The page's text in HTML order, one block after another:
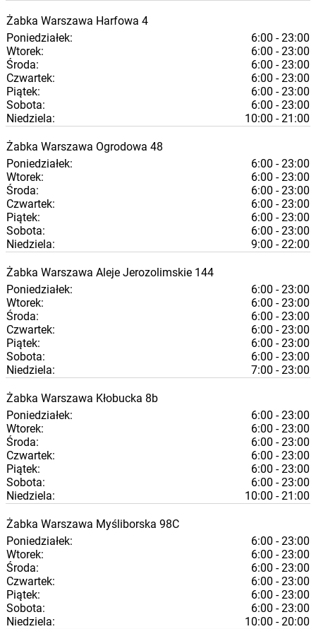
Żabka Warszawa Harfowa 4
Poniedziałek:
6:00 - 23:00
Wtorek:
6:00 - 23:00
Środa:
6:00 - 23:00
Czwartek:
6:00 - 23:00
Piątek:
6:00 - 23:00
Sobota:
6:00 - 23:00
Niedziela:
10:00 - 21:00
Żabka Warszawa Ogrodowa 48
Poniedziałek:
6:00 - 23:00
Wtorek:
6:00 - 23:00
Środa:
6:00 - 23:00
Czwartek:
6:00 - 23:00
Piątek:
6:00 - 23:00
Sobota:
6:00 - 23:00
Niedziela:
9:00 - 22:00
Żabka Warszawa Aleje Jerozolimskie 144
Poniedziałek:
6:00 - 23:00
Wtorek:
6:00 - 23:00
Środa:
6:00 - 23:00
Czwartek:
6:00 - 23:00
Piątek:
6:00 - 23:00
Sobota:
6:00 - 23:00
Niedziela:
7:00 - 23:00
Żabka Warszawa Kłobucka 8b
Poniedziałek:
6:00 - 23:00
Wtorek:
6:00 - 23:00
Środa:
6:00 - 23:00
Czwartek:
6:00 - 23:00
Piątek:
6:00 - 23:00
Sobota:
6:00 - 23:00
Niedziela:
10:00 - 21:00
Żabka Warszawa Myśliborska 98C
Poniedziałek:
6:00 - 23:00
Wtorek:
6:00 - 23:00
Środa:
6:00 - 23:00
Czwartek:
6:00 - 23:00
Piątek:
6:00 - 23:00
Sobota:
6:00 - 23:00
Niedziela:
10:00 - 20:00